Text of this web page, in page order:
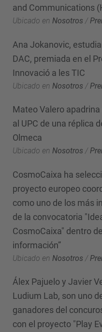
and Communications
Ubicado en Nosotros /
Ana Jokanovic,
DAC, premiada en el
Innovació a les TIC
Ubicado en Nosotros /
Mateo Valero
al UPC de una réplica
Olmeca
Ubicado en Nosotros /
CosmoCaixa ha
proyecto europeo
como uno de los más
de la convocatoria
CosmoCaixa" dentro
información”
Ubicado en Nosotros /
Álex Pajuelo y Javier
Ludium Lab, son uno
ganadores del
con el proyecto "Play